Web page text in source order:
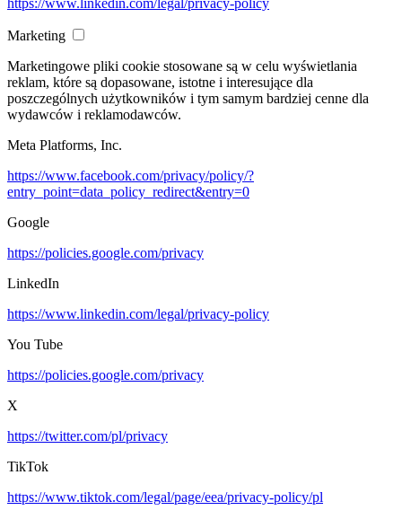
https://www.linkedin.com/legal/privacy-policy
Marketing
Marketingowe pliki cookie stosowane są w celu wyświetlania
reklam, które są dopasowane, istotne i interesujące dla
poszczególnych użytkowników i tym samym bardziej cenne dla
wydawców i reklamodawców.
Meta Platforms, Inc.
https://www.facebook.com/privacy/policy/?
entry_point=data_policy_redirect&entry=0
Google
https://policies.google.com/privacy
LinkedIn
https://www.linkedin.com/legal/privacy-policy
You Tube
https://policies.google.com/privacy
X
https://twitter.com/pl/privacy
TikTok
https://www.tiktok.com/legal/page/eea/privacy-policy/pl